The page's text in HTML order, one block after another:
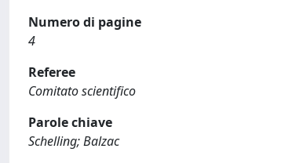
Numero di pagine
4
Referee
Comitato scientifico
Parole chiave
Schelling; Balzac